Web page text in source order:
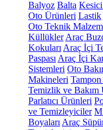
Balyoz Balta
Oto Ürünleri Lastik
Oto Teknik
Küllükler Araç
Kokuları Araç İçi
Paspası Araç İçi
Sistemleri Oto
Makineleri Tampon
Temizlik ve Bakım
Parlatıcı Ürünleri
ve Temizleyiciler
Boyaları Araç